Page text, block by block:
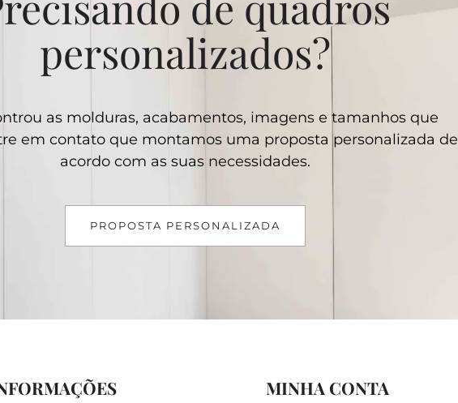
personalizados?
as molduras, acabamentos, imagens e tamanhos que
em contato que montamos uma proposta personalizada de
acordo com as suas necessidades.
PROPOSTA PERSONALIZADA
MINHA CONTA